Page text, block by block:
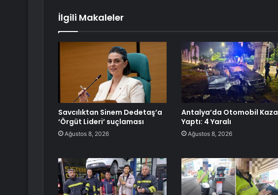
İlgili Makaleler
Savcılıktan Sinem Dedetaş’a
‘Örgüt Lideri’ suçlaması
Ağustos 8, 2026
Antalya’da Otomobil Kaza
Yaptı: 4 Yaralı
Ağustos 8, 2026